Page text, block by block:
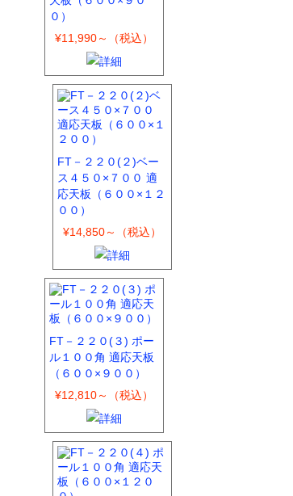
０）
¥11,990～（税込）
FT－２２０(２)ベー
ス４５０×７００ 適
応天板（６００×１２
００）
¥14,850～（税込）
FT－２２０(３) ポー
ル１００角 適応天板
（６００×９００）
¥12,810～（税込）